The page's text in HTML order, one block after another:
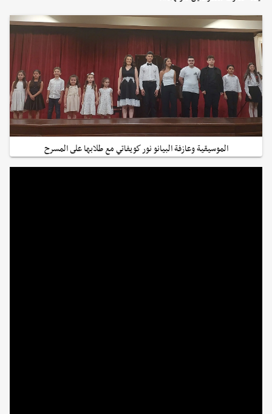
الموسيقية وعازفة البيانو نور كويفاتي مع طلابها على المسرح